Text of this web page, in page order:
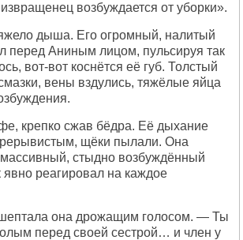
возбуждается от уборки».
дыша. Его огромный, налитый
перед Аниным лицом, пульсируя так
вот-вот коснётся её губ. Толстый
вены вздулись, тяжёлые яйца
крепко сжав бёдра. Её дыхание
щёки пылали. Она
массивный, стыдно возбуждённый
явно реагировал на каждое
она дрожащим голосом. — Ты
перед своей сестрой… и член у